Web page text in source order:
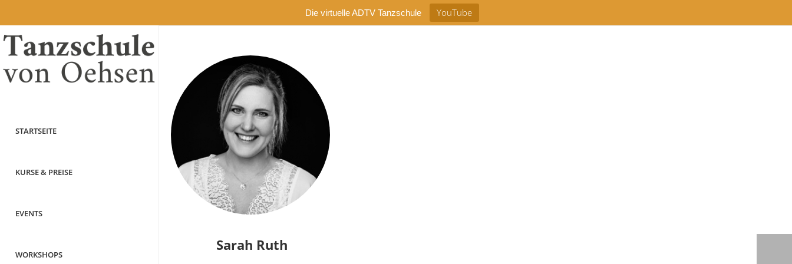
Die virtuelle ADTV Tanzschule YouTube
STARTSEITE
KURSE & PREISE
EVENTS
WORKSHOPS
Sarah Ruth